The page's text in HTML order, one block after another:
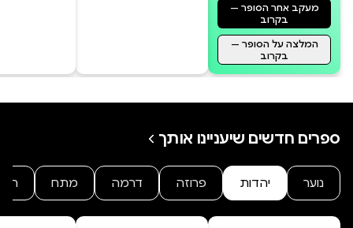
מעקב אחר הסופר —
בקרוב
המלצה על הסופר —
בקרוב
ספרים חדשים שיעניינו אותך
נוער יהדות פרוזה דרמה מתח